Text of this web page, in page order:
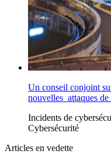
Un conseil conjoint
nouvelles attaques de
Incidents de
Cybersécurité
Articles en vedette